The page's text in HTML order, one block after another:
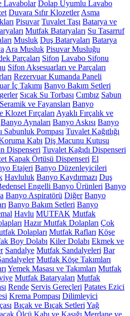
Lavabolar Dolap Uyumlu Lavabo
Duvara Sıfır Klozetler Asma
Pisuvar Tuvalet Taşı Batarya ve
Mutfak Bataryaları Su Tasarruf
Musluk Duş Bataryaları Batarya
Ara Musluk Pisuvar Musluğu
Parçaları Sifon Lavabo Sifonu
Sifon Aksesuarları ve Parçaları
Rezervuar Kumanda Paneli
İç Takımı Banyo Bakım Setleri
Sıcak Su Torbası Cımbız Sabun
ve Fayansları Banyo
Klozet Fırçaları Ayaklı Fırçalık ve
Banyo Aynaları Banyo Askısı Banyo
Sabunluk Pompası Tuvalet Kağıtlığı
Kabı Diş Macunu Kutusu
Dispenseri Tuvalet Kağıdı Dispenseri
Kapak Örtüsü Dispenseri El
Etajeri Banyo Düzenleyicileri
Havluluk Banyo Kaydırmazı Duş
Engelli Banyo Ürünleri Banyo
Banyo Aspiratörü Diğer Banyo
Banyo Bakım Setleri Banyo
Havlu MUTFAK Mutfak
Hazır Mutfak Dolapları Çok
Dolapları Mutfak Rafları Köşe
Boy Dolabı Kiler Dolabı Ekmek ve
Sandalye Mutfak Sandalyeleri Bar
Mutfak Köşe Takımları
Yemek Masası ve Takımları Mutfak
Mutfak Bataryaları Mutfak
Rende Servis Gereçleri Patates Ezici
Krema Pompası Dilimleyici
Bıçak ve Bıçak Setleri Yağ
Ölçü Kabı ve Kaşığı Merdane ve